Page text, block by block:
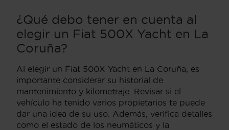
¿Qué debo tener en cuenta al
elegir un Fiat 500X Yacht en La
Coruña?
Al elegir un Fiat 500X Yacht en La Coruña, es
importante considerar su historial de
mantenimiento y kilometraje. Revisar si el
vehículo ha tenido varios propietarios te puede
dar una idea de su uso. Además, verifica detalles
como el estado de los neumáticos y la